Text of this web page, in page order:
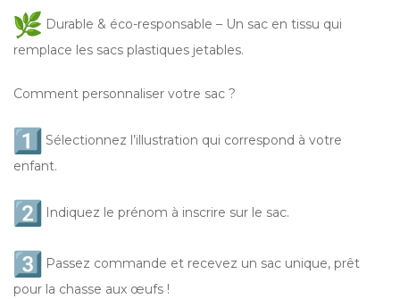
Durable & éco-responsable – Un sac en tissu qui
remplace les sacs plastiques jetables.
Comment personnaliser votre sac ?
Sélectionnez l’illustration qui correspond à votre
enfant.
Indiquez le prénom à inscrire sur le sac.
Passez commande et recevez un sac unique, prêt
pour la chasse aux œufs !